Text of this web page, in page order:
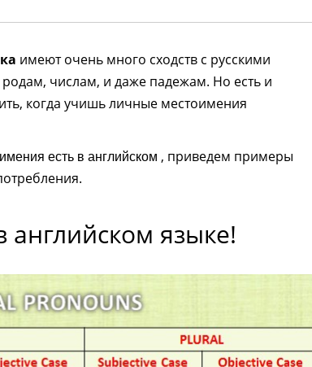
имеют очень много сходств с русскими
числам, и даже падежам. Но есть и
когда учишь личные местоимения
есть в английском , приведем примеры
языке!